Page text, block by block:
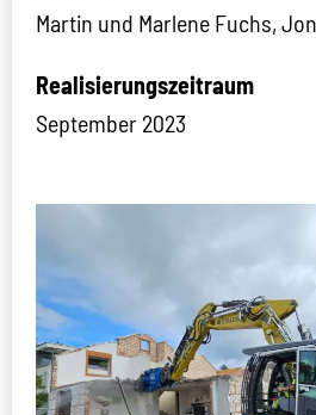
Martin und Marlene Fuchs,
Realisierungszeitraum
September 2023